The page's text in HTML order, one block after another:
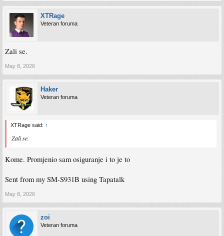
XTRage
Veteran foruma
Zali se.
May 8, 2026
Haker
Veteran foruma
XTRage said: ↑
Zali se.
Kome. Promjenio sam osiguranje i to je to
Sent from my SM-S931B using Tapatalk
May 8, 2026
zoi
Veteran foruma